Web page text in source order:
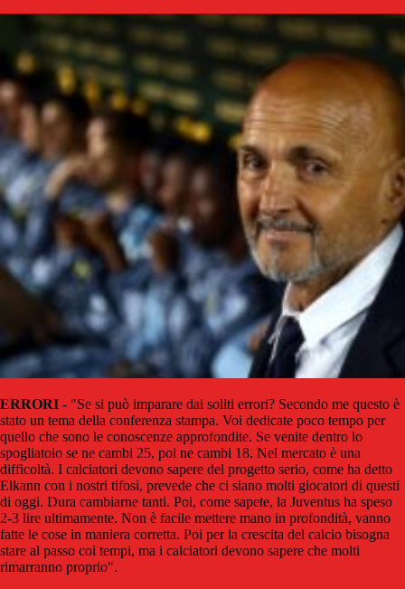
ERRORI - "Se si può imparare dai soliti errori? Secondo me questo è
stato un tema della conferenza stampa. Voi dedicate poco tempo per
quello che sono le conoscenze approfondite. Se venite dentro lo
spogliatoio se ne cambi 25, poi ne cambi 18. Nel mercato è una
difficoltà. I calciatori devono sapere del progetto serio, come ha detto
Elkann con i nostri tifosi, prevede che ci siano molti giocatori di questi
di oggi. Dura cambiarne tanti. Poi, come sapete, la Juventus ha speso
2-3 lire ultimamente. Non è facile mettere mano in profondità, vanno
fatte le cose in maniera corretta. Poi per la crescita del calcio bisogna
stare al passo coi tempi, ma i calciatori devono sapere che molti
rimarranno proprio".